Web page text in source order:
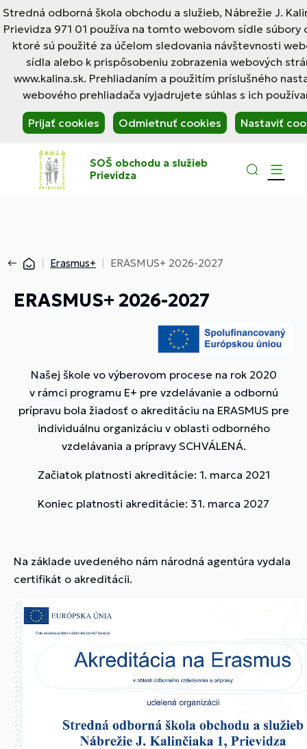
Stredná odborná škola obchodu a služieb, Nábrežie J.
Prievidza 971 01 používa na tomto webovom sídle súbory
ktoré sú použité za účelom sledovania návštevnosti
sídla alebo k prispôsobeniu zobrazenia webových
www.kalina.sk. Prehliadaním a použitím príslušného
webového prehliadača vyjadrujete súhlas s ich
Prijať cookies Odmietnuť cookies Nastaviť
SOŠ obchodu a služieb
Prievidza
Erasmus+ ERASMUS+ 2026-2027
ERASMUS+ 2026-2027
Našej škole vo výberovom procese na rok 2020
v rámci programu E+ pre vzdelávanie a odbornú
prípravu bola žiadosť o akreditáciu na ERASMUS pre
individuálnu organizáciu v oblasti odborného
vzdelávania a prípravy SCHVÁLENÁ.
Začiatok platnosti akreditácie: 1. marca 2021
Koniec platnosti akreditácie: 31. marca 2027
Na základe uvedeného nám národná agentúra vydala
certifikát o akreditácii.